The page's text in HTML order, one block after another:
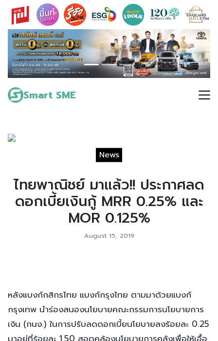
Skip
content
Smart SME
Search
for:
News
ไทยพาณิชย์ มาแล้ว!! ประกาศลด
ดอกเบี้ยเงินกู้ MRR 0.25% และ
MOR 0.125%
August 15, 2019
หลังแบงก์กสิกรไทย แบงก์กรุงไทย ตามมาด้วยแบงก์
กรุงเทพ นำร่องสนองนโยบายคณะกรรมการนโยบายการ
เงิน (กนง.) ในการปรับลดดอกเบี้ยนโยบายลงร้อยละ 0.25
มาอยู่ที่ร้อยละ 1.50 สอดคล้องนโยบายการคลังเพื่อให้เอื้อ